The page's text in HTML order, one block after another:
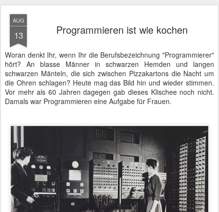
AUG
13 Programmieren ist wie kochen
Woran denkt Ihr, wenn Ihr die Berufsbezeichnung "Programmierer"
hört? An blasse Männer in schwarzen Hemden und langen
schwarzen Mänteln, die sich zwischen Pizzakartons die Nacht um
die Ohren schlagen? Heute mag das Bild hin und wieder stimmen.
Vor mehr als 60 Jahren dagegen gab dieses Klischee noch nicht.
Damals war Programmieren eine Aufgabe für Frauen.